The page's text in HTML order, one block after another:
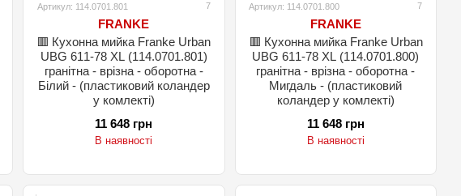
Артикул: 114.0701.801 7
FRANKE
🟥 Кухонна мийка Franke Urban
UBG 611-78 XL (114.0701.801)
гранітна - врізна - оборотна -
Білий - (пластиковий коландер
у комлекті)
11 648 грн
В наявності
Артикул: 114.0701.800 7
FRANKE
🟥 Кухонна мийка Franke Urban
UBG 611-78 XL (114.0701.800)
гранітна - врізна - оборотна -
Мигдаль - (пластиковий
коландер у комлекті)
11 648 грн
В наявності